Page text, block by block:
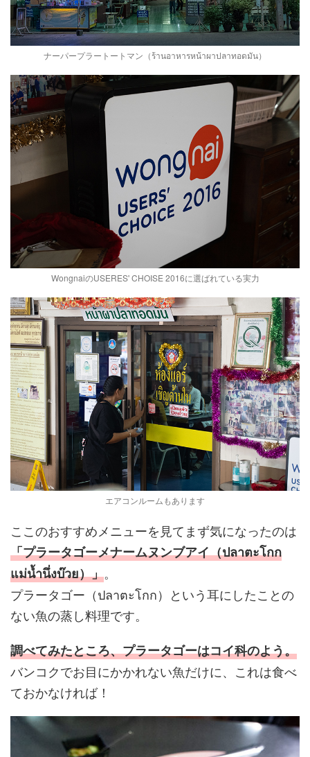
ナーパープラートートマン（ร้านอาหารหน้าผาปลาทอดมัน）
WongnaiのUSERES' CHOISE 2016に選ばれている実力
エアコンルームもあります
ここのおすすめメニューを見てまず気になったのは
「プラータゴーメナームヌンブアイ（ปลาตะโกก
แม่น้ำนึ่งบ๊วย）」。
プラータゴー（ปลาตะโกก）という耳にしたことの
ない魚の蒸し料理です。
調べてみたところ、プラータゴーはコイ科のよう。
バンコクでお目にかかれない魚だけに、これは食べ
ておかなければ！